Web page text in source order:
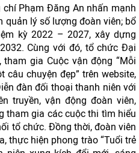
Phạm Đăng An nhấn mạnh
quản lý số lượng đoàn viên; bổ
kỳ 2022 – 2027, xây dựng
Cùng với đó, tổ chức Đại
gia Cuộc vận động “Mỗi
chuyện đẹp” trên website,
đàn đối thoại thanh niên với
truyền, vận động đoàn viên,
tham gia các cuộc thi tìm hiểu
tổ chức. Đồng thời, đoàn viên
thực hiện phong trào “Tuổi trẻ